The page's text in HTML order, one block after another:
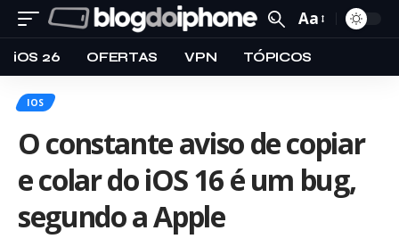
Aa
iOS 26 OFERTAS VPN TÓPICOS
IOS
O constante aviso de copiar
e colar do iOS 16 é um bug,
segundo a Apple